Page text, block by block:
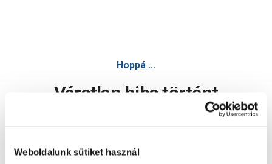
Weboldalunk sütiket használ
Hoppá ...
Váratlan hiba történt